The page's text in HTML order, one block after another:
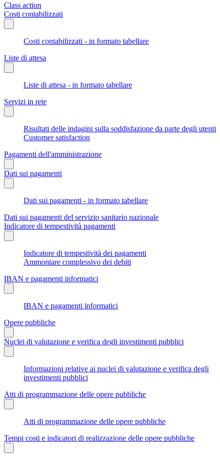
Class action
Costi contabilizzati
Costi contabilizzati - in formato tabellare
Liste di attesa
Liste di attesa - in formato tabellare
Servizi in rete
Risultati delle indagini sulla soddisfazione da parte degli utenti
Customer satisfaction
Pagamenti dell'amministrazione
Dati sui pagamenti
Dati sui pagamenti - in formato tabellare
Dati sui pagamenti del servizio sanitario nazionale
Indicatore di tempestività pagamenti
Indicatore di tempestività dei pagamenti
Ammontare complessivo dei debiti
IBAN e pagamenti informatici
IBAN e pagamenti informatici
Opere pubbliche
Nuclei di valutazione e verifica degli investimenti pubblici
Informazioni relative ai nuclei di valutazione e verifica degli
investimenti pubblici
Atti di programmazione delle opere pubbliche
Atti di programmazione delle opere pubbliche
Tempi costi e indicatori di realizzazione delle opere pubbliche